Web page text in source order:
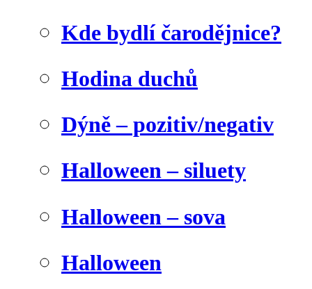
Kde bydlí čarodějnice?
Hodina duchů
Dýně – pozitiv/negativ
Halloween – siluety
Halloween – sova
Halloween